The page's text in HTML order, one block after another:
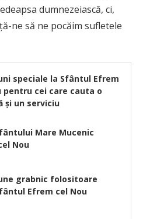
dumnezeiască, ci,
ne să ne pocăim sufletele
speciale la Sfântul Efrem
pentru cei care cauta o
şi un serviciu
Mare Mucenic
Nou
grabnic folositoare
Efrem cel Nou